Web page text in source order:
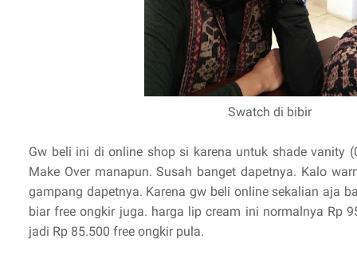
Swatch di bibir
Gw beli ini di online shop si karena untuk shade vanity
Make Over manapun. Susah banget dapetnya. Kalo
gampang dapetnya. Karena gw beli online sekalian aja
biar free ongkir juga. harga lip cream ini normalnya Rp
jadi Rp 85.500 free ongkir pula.